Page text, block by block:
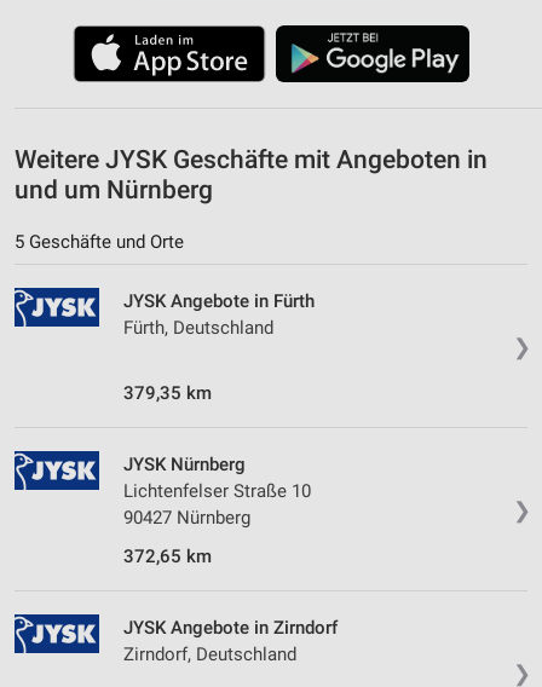
Weitere JYSK Geschäfte mit Angeboten in
und um Nürnberg
5 Geschäfte und Orte
❯
JYSK Angebote in Fürth
Fürth, Deutschland
379,35 km
❯
JYSK Nürnberg
Lichtenfelser Straße 10
90427 Nürnberg
372,65 km
❯
JYSK Angebote in Zirndorf
Zirndorf, Deutschland
Erstellung von Profilen zur Personalisierung
von Inhalten
personalisierter Inhalte
Messung der Werbeleistung
Messung der Performance von Inhalten
Analyse von Zielgruppen durch Statistiken oder
Kombinationen von Daten aus verschiedenen
Entwicklung und Verbesserung der Angebote
Inhalten
IAB-Besonderheiten:
Verwendung genauer Standortdaten
Nicht-IAB-Verarbeitungszwecke: